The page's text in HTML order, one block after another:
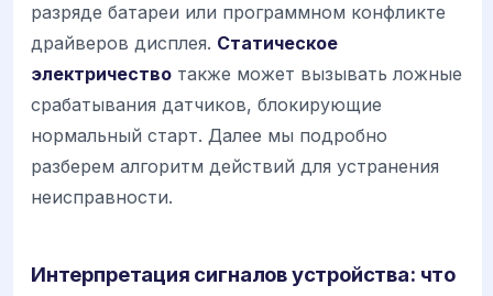
разряде батареи или программном конфликте
драйверов дисплея. Статическое
электричество также может вызывать ложные
срабатывания датчиков, блокирующие
нормальный старт. Далее мы подробно
разберем алгоритм действий для устранения
неисправности.
Интерпретация сигналов устройства: что